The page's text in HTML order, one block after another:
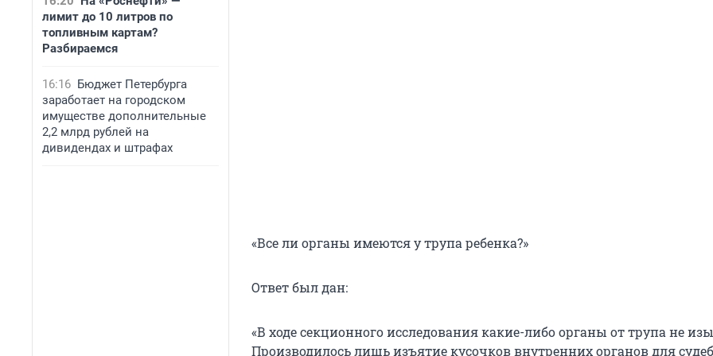
лимит до 10 литров по
топливным картам?
Разбираемся
16:16 Бюджет Петербурга
заработает на городском
имуществе дополнительные
2,2 млрд рублей на
дивидендах и штрафах
«Все ли органы имеются у трупа ребенка?»
Ответ был дан:
«В ходе секционного исследования какие-либо органы от трупа не
Производилось лишь изъятие кусочков внутренних органов для